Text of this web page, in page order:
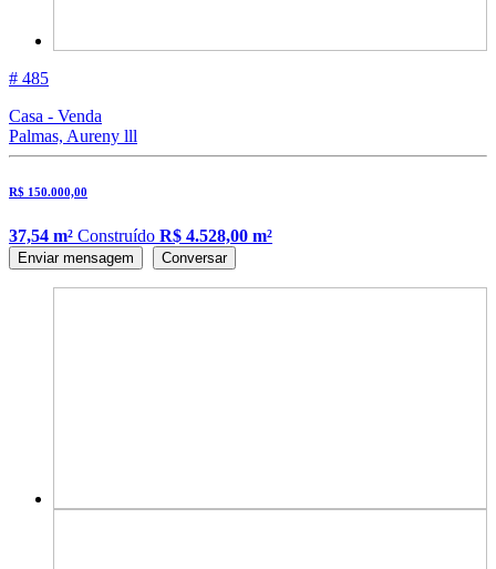
# 485
Casa - Venda
Palmas, Aureny lll
R$ 150.000,00
37,54 m² Construído R$ 4.528,00 m²
Enviar mensagem Conversar